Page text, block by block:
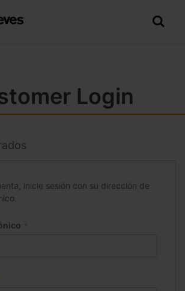
Login
inicie sesión con su dirección de